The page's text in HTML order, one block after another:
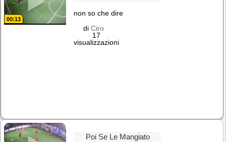
00:13
non so che dire
di Ciro
17
visualizzazioni
Poi Se Le Mangiato